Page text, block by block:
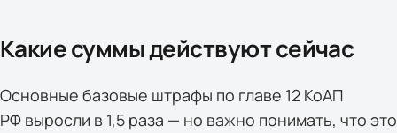
Какие суммы действуют сейчас
Основные базовые штрафы по главе 12 КоАП
РФ выросли в 1,5 раза — но важно понимать, что это